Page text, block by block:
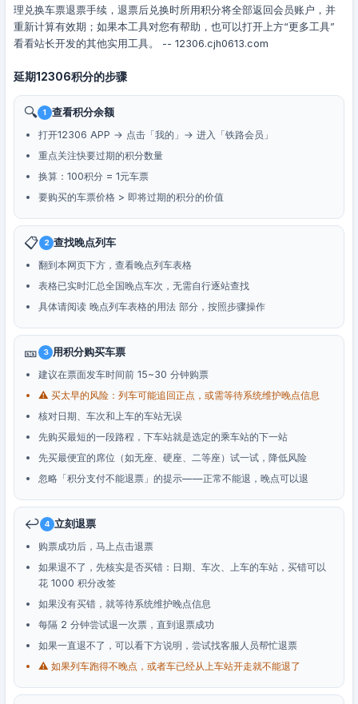
理兑换车票退票手续，退票后兑换时所用积分将全部返回会员账户，并
重新计算有效期；如果本工具对您有帮助，也可以打开上方“更多工具”
看看站长开发的其他实用工具。 -- 12306.cjh0613.com
延期12306积分的步骤
🔍 1 查看积分余额
打开12306 APP → 点击「我的」→ 进入「铁路会员」
重点关注快要过期的积分数量
换算：100积分 = 1元车票
要购买的车票价格 > 即将过期的积分的价值
📋 2 查找晚点列车
翻到本网页下方，查看晚点列车表格
表格已实时汇总全国晚点车次，无需自行逐站查找
具体请阅读 晚点列车表格的用法 部分，按照步骤操作
🎫 3 用积分购买车票
建议在票面发车时间前 15~30 分钟购票
⚠️ 买太早的风险：列车可能追回正点，或需等待系统维护晚点信息
核对日期、车次和上车的车站无误
先购买最短的一段路程，下车站就是选定的乘车站的下一站
先买最便宜的席位（如无座、硬座、二等座）试一试，降低风险
忽略「积分支付不能退票」的提示——正常不能退，晚点可以退
↩️ 4 立刻退票
购票成功后，马上点击退票
如果退不了，先核实是否买错：日期、车次、上车的车站，买错可以
花 1000 积分改签
如果没有买错，就等待系统维护晚点信息
每隔 2 分钟尝试退一次票，直到退票成功
如果一直退不了，可以看下方说明，尝试找客服人员帮忙退票
⚠️ 如果列车跑得不晚点，或者车已经从上车站开走就不能退了